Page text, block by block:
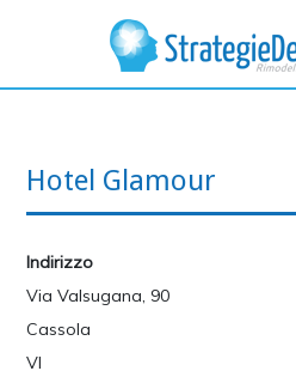
Hotel Glamour
Indirizzo
Via Valsugana, 90
Cassola
VI